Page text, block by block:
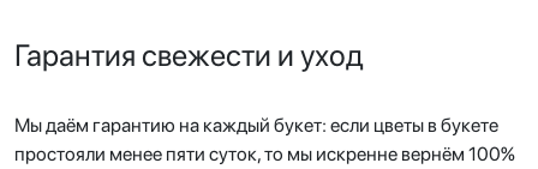
Гарантия свежести и уход
Мы даём гарантию на каждый букет: если цветы в букете
простояли менее пяти суток, то мы искренне вернём 100%